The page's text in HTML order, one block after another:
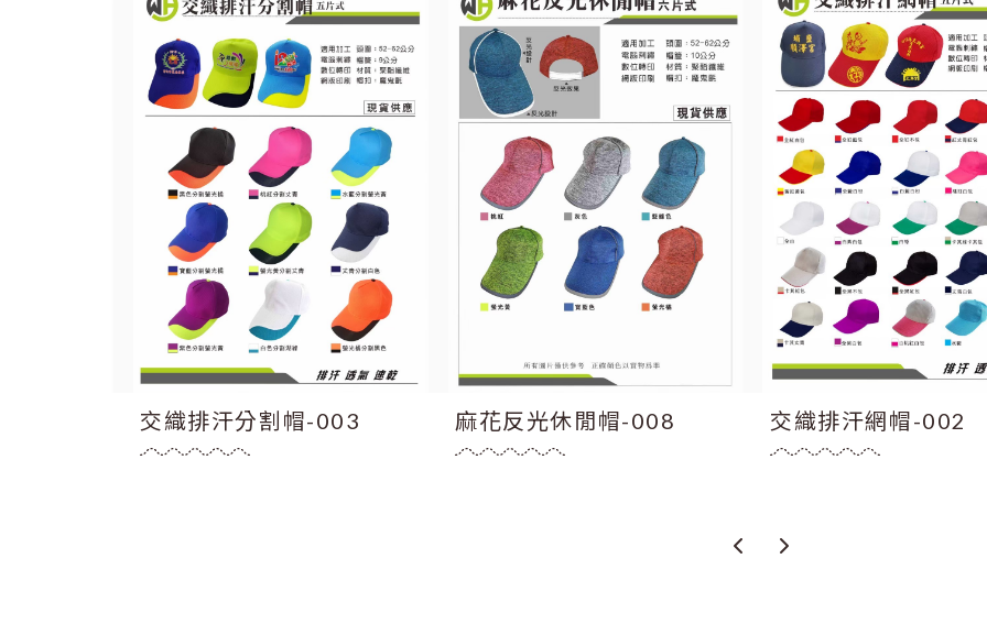
交織排汗分割帽-003 麻花反光休閒帽-008 交織排汗網帽-002